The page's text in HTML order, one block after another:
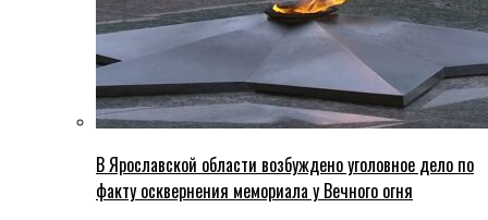
В Ярославской области возбуждено уголовное дело по
факту осквернения мемориала у Вечного огня